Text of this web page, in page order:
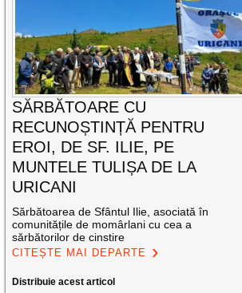
SĂRBĂTOARE CU
RECUNOȘTINȚĂ PENTRU
EROI, DE SF. ILIE, PE
MUNTELE TULIȘA DE LA
URICANI
Sărbătoarea de Sfântul Ilie, asociată în
comunitățile de momârlani cu cea a
sărbătorilor de cinstire
CITEȘTE MAI DEPARTE
Distribuie acest articol